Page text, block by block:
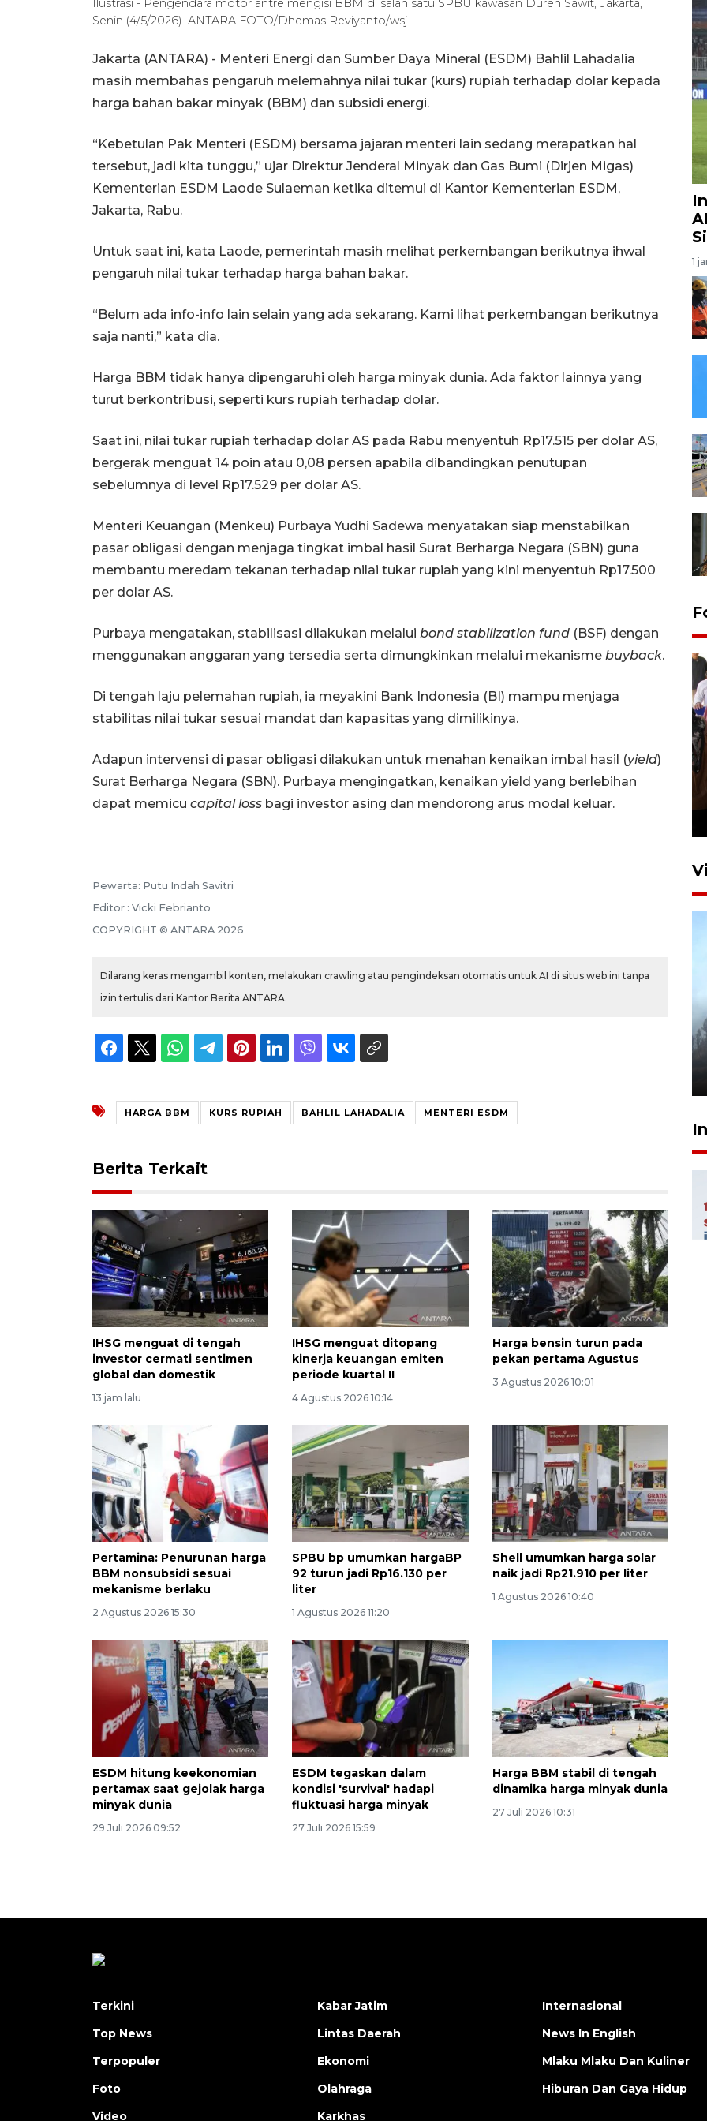
Ilustrasi - Pengendara motor antre mengisi BBM di salah satu SPBU kawasan Duren Sawit, Jakarta,
Senin (4/5/2026). ANTARA FOTO/Dhemas Reviyanto/wsj.
Jakarta (ANTARA) - Menteri Energi dan Sumber Daya Mineral (ESDM) Bahlil Lahadalia
masih membahas pengaruh melemahnya nilai tukar (kurs) rupiah terhadap dolar kepada
harga bahan bakar minyak (BBM) dan subsidi energi.
“Kebetulan Pak Menteri (ESDM) bersama jajaran menteri lain sedang merapatkan hal
tersebut, jadi kita tunggu,” ujar Direktur Jenderal Minyak dan Gas Bumi (Dirjen Migas)
Kementerian ESDM Laode Sulaeman ketika ditemui di Kantor Kementerian ESDM,
Jakarta, Rabu.
Untuk saat ini, kata Laode, pemerintah masih melihat perkembangan berikutnya ihwal
pengaruh nilai tukar terhadap harga bahan bakar.
“Belum ada info-info lain selain yang ada sekarang. Kami lihat perkembangan berikutnya
saja nanti,” kata dia.
Harga BBM tidak hanya dipengaruhi oleh harga minyak dunia. Ada faktor lainnya yang
turut berkontribusi, seperti kurs rupiah terhadap dolar.
Saat ini, nilai tukar rupiah terhadap dolar AS pada Rabu menyentuh Rp17.515 per dolar AS,
bergerak menguat 14 poin atau 0,08 persen apabila dibandingkan penutupan
sebelumnya di level Rp17.529 per dolar AS.
Menteri Keuangan (Menkeu) Purbaya Yudhi Sadewa menyatakan siap menstabilkan
pasar obligasi dengan menjaga tingkat imbal hasil Surat Berharga Negara (SBN) guna
membantu meredam tekanan terhadap nilai tukar rupiah yang kini menyentuh Rp17.500
per dolar AS.
Purbaya mengatakan, stabilisasi dilakukan melalui bond stabilization fund (BSF) dengan
menggunakan anggaran yang tersedia serta dimungkinkan melalui mekanisme buyback.
Di tengah laju pelemahan rupiah, ia meyakini Bank Indonesia (BI) mampu menjaga
stabilitas nilai tukar sesuai mandat dan kapasitas yang dimilikinya.
Adapun intervensi di pasar obligasi dilakukan untuk menahan kenaikan imbal hasil (yield)
Surat Berharga Negara (SBN). Purbaya mengingatkan, kenaikan yield yang berlebihan
dapat memicu capital loss bagi investor asing dan mendorong arus modal keluar.
Pewarta: Putu Indah Savitri
Editor : Vicki Febrianto
COPYRIGHT © ANTARA 2026
Dilarang keras mengambil konten, melakukan crawling atau pengindeksan otomatis untuk AI di situs web ini tanpa
izin tertulis dari Kantor Berita ANTARA.
HARGA BBM KURS RUPIAH BAHLIL LAHADALIA MENTERI ESDM
Berita Terkait
IHSG menguat di tengah
investor cermati sentimen
global dan domestik
13 jam lalu
IHSG menguat ditopang
kinerja keuangan emiten
periode kuartal II
4 Agustus 2026 10:14
Harga bensin turun pada
pekan pertama Agustus
3 Agustus 2026 10:01
Pertamina: Penurunan harga
BBM nonsubsidi sesuai
mekanisme berlaku
2 Agustus 2026 15:30
SPBU bp umumkan hargaBP
92 turun jadi Rp16.130 per
liter
1 Agustus 2026 11:20
Shell umumkan harga solar
naik jadi Rp21.910 per liter
1 Agustus 2026 10:40
ESDM hitung keekonomian
pertamax saat gejolak harga
minyak dunia
29 Juli 2026 09:52
ESDM tegaskan dalam
kondisi 'survival' hadapi
fluktuasi harga minyak
27 Juli 2026 15:59
Harga BBM stabil di tengah
dinamika harga minyak dunia
27 Juli 2026 10:31
1
Persebaya juara Piala
Presiden 2026
tumbuh 5,29 persen
2026-08-06 18:45:00
Terkini
Top News
Terpopuler
Foto
Video
Kabar Jatim
Lintas Daerah
Ekonomi
Olahraga
Karkhas
Internasional
News In English
Mlaku Mlaku Dan Kuliner
Hiburan Dan Gaya Hidup